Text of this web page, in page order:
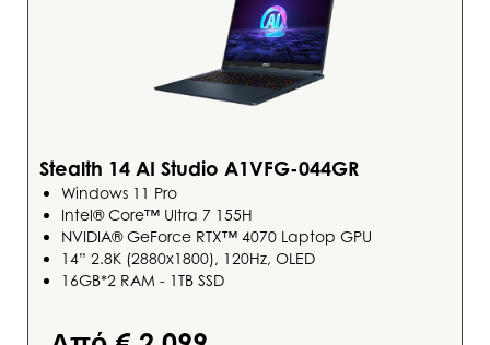
Stealth 14 AI Studio A1VFG-044GR
Windows 11 Pro
Intel® Core™ Ultra 7 155H
NVIDIA® GeForce RTX™ 4070 Laptop GPU
14” 2.8K (2880x1800), 120Hz, OLED
16GB*2 RAM - 1TB SSD